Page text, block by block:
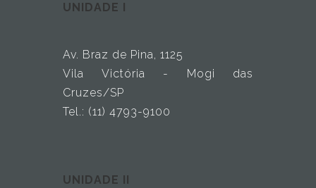
UNIDADE I
Av. Braz de Pina, 1125
Vila Victória - Mogi das
Cruzes/SP
Tel.: (11) 4793-9100
UNIDADE II